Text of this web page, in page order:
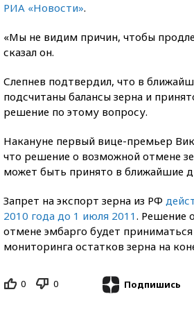
РИА «Новости».
«Мы не видим причин, чтобы
сказал он.
Слепнев подтвердил, что в
подсчитаны балансы зерна и
решение по этому вопросу.
Накануне первый вице-премьер
что решение о возможной отмене
может быть принято в ближайшие
Запрет на экспорт зерна из РФ
2010 года до 1 июля 2011 . Решение
отмене эмбарго будет
мониторинга остатков зерна на
0 0 Подпишись